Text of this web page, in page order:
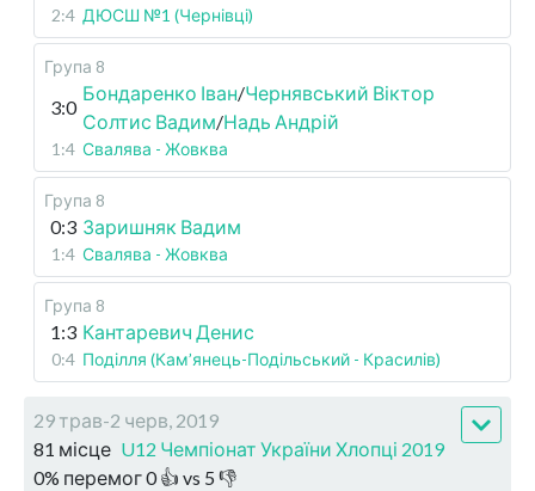
2:4 ДЮСШ №1 (Чернівці)
Група 8
3:0
Бондаренко Іван/Чернявський Віктор
Солтис Вадим/Надь Андрій
1:4 Свалява - Жовква
Група 8
0:3 Заришняк Вадим
1:4 Свалява - Жовква
Група 8
1:3 Кантаревич Денис
0:4 Поділля (Кам’янець-Подільський - Красилів)
29 трав-2 черв, 2019
81 місце U12 Чемпіонат України Хлопці 2019
0% перемог0👍 vs 5 👎